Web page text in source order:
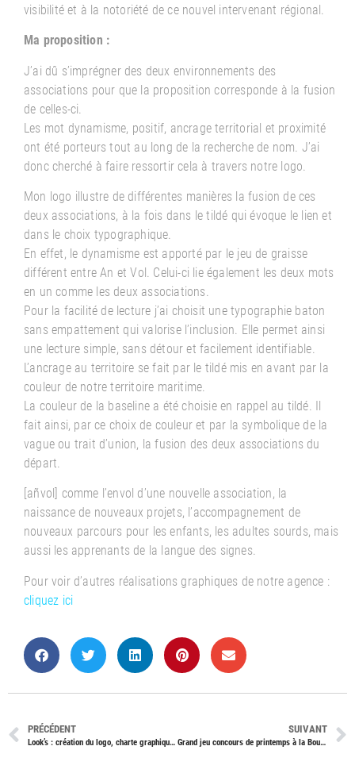
visibilité et à la notoriété de ce nouvel intervenant régional.
Ma proposition :
J’ai dû s’imprégner des deux environnements des
associations pour que la proposition corresponde à la fusion
de celles-ci.
Les mot dynamisme, positif, ancrage territorial et proximité
ont été porteurs tout au long de la recherche de nom. J’ai
donc cherché à faire ressortir cela à travers notre logo.
Mon logo illustre de différentes manières la fusion de ces
deux associations, à la fois dans le tildé qui évoque le lien et
dans le choix typographique.
En effet, le dynamisme est apporté par le jeu de graisse
différent entre An et Vol. Celui-ci lie également les deux mots
en un comme les deux associations.
Pour la facilité de lecture j’ai choisit une typographie baton
sans empattement qui valorise l’inclusion. Elle permet ainsi
une lecture simple, sans détour et facilement identifiable.
L’ancrage au territoire se fait par le tildé mis en avant par la
couleur de notre territoire maritime.
La couleur de la baseline a été choisie en rappel au tildé. Il
fait ainsi, par ce choix de couleur et par la symbolique de la
vague ou trait d’union, la fusion des deux associations du
départ.
[añvol] comme l’envol d’une nouvelle association, la
naissance de nouveaux projets, l’accompagnement de
nouveaux parcours pour les enfants, les adultes sourds, mais
aussi les apprenants de la langue des signes.
Pour voir d’autres réalisations graphiques de notre agence :
cliquez ici
SUIVANT
Grand jeu concours de printemps à la Boutique Vélo !
PRÉCÉDENT
Look’s : création du logo, charte graphique et enseignes